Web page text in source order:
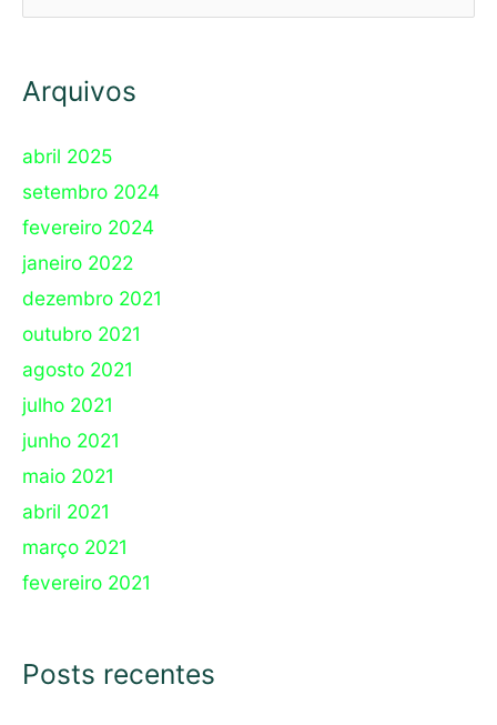
Arquivos
abril 2025
setembro 2024
fevereiro 2024
janeiro 2022
dezembro 2021
outubro 2021
agosto 2021
julho 2021
junho 2021
maio 2021
abril 2021
março 2021
fevereiro 2021
Posts recentes